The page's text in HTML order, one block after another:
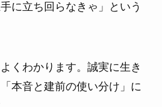
に立ち回らなきゃ」という
くわかります。誠実に生き
本音と建前の使い分け」に